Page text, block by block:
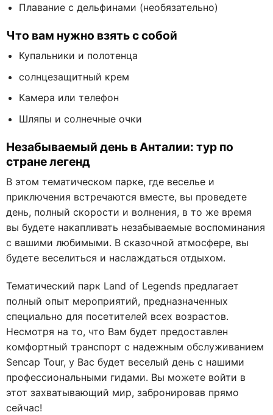
Плавание с дельфинами (необязательно)
Что вам нужно взять с собой
Купальники и полотенца
солнцезащитный крем
Камера или телефон
Шляпы и солнечные очки
Незабываемый день в Анталии: тур по
стране легенд
В этом тематическом парке, где веселье и
приключения встречаются вместе, вы проведете
день, полный скорости и волнения, в то же время
вы будете накапливать незабываемые воспоминания
с вашими любимыми. В сказочной атмосфере, вы
будете веселиться и наслаждаться отдыхом.
Тематический парк Land of Legends предлагает
полный опыт мероприятий, предназначенных
специально для посетителей всех возрастов.
Несмотря на то, что Вам будет предоставлен
комфортный транспорт с надежным обслуживанием
Sencap Tour, у Вас будет веселый день с нашими
профессиональными гидами. Вы можете войти в
этот захватывающий мир, забронировав прямо
сейчас!